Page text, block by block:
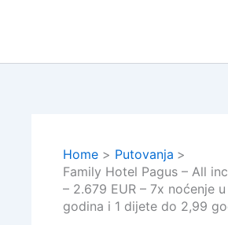
Home
Putovanja
Family Hotel Pagus – All
– 2.679 EUR – 7x noćenje
godina i 1 dijete do 2,99